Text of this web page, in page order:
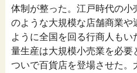
体制が整った。江戸時代の小
のような大規模な店舗商業
ように全国を回る行商人も
量生産は大規模小売業を必要
ついで百貨店を登場させた。